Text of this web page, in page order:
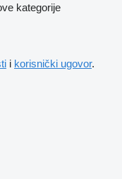
kategorije
i korisnički ugovor.